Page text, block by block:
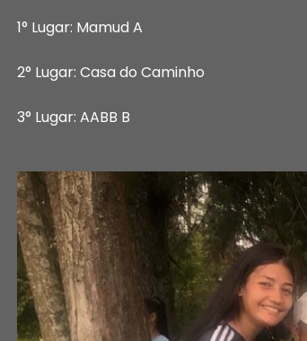
1° Lugar: Mamud A
2° Lugar: Casa do Caminho
3° Lugar: AABB B